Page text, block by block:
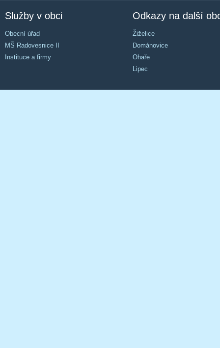
Služby v obci
Obecní úřad
MŠ Radovesnice II
Instituce a firmy
Odkazy na další
Žiželice
Dománovice
Ohaře
Lipec